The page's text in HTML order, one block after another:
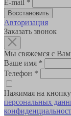
E-mail *
Авторизация
Заказать звонок
Мы свяжемся с
Ваше имя *
Телефон *
Нажимая на
персональных